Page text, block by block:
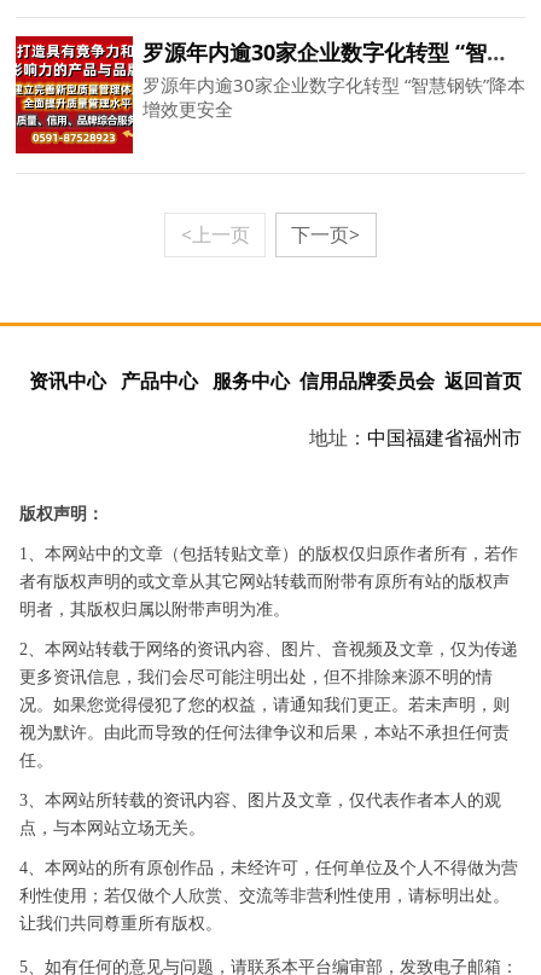
罗源年内逾30家企业数字化转型 “智慧钢铁”降本增效更安全
罗源年内逾30家企业数字化转型 “智慧钢铁”降本
增效更安全
<上一页 下一页>
资讯中心 产品中心 服务中心 信用品牌委员会 返回首页
地址： 中国福建省福州市
版权声明：
1、本网站中的文章（包括转贴文章）的版权仅归原作者所有，若作
者有版权声明的或文章从其它网站转载而附带有原所有站的版权声
明者，其版权归属以附带声明为准。
2、本网站转载于网络的资讯内容、图片、音视频及文章，仅为传递
更多资讯信息，我们会尽可能注明出处，但不排除来源不明的情
况。如果您觉得侵犯了您的权益，请通知我们更正。若未声明，则
视为默许。由此而导致的任何法律争议和后果，本站不承担任何责
任。
3、本网站所转载的资讯内容、图片及文章，仅代表作者本人的观
点，与本网站立场无关。
4、本网站的所有原创作品，未经许可，任何单位及个人不得做为营
利性使用；若仅做个人欣赏、交流等非营利性使用，请标明出处。
让我们共同尊重所有版权。
5、如有任何的意见与问题，请联系本平台编审部，发致电子邮箱：